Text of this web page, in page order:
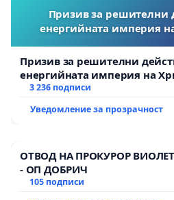
Призив за решителни
енергийната империя
Призив за решителни
енергийната империя на
3 236 подписи
Уведомление за прозрачност
ОТВОД НА ПРОКУРОР
- ОП ДОБРИЧ
105 подписи